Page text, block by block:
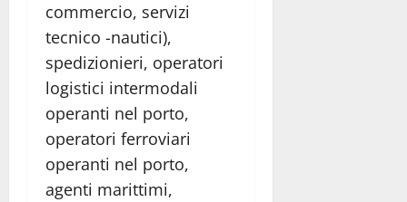
commercio, servizi
tecnico -nautici),
spedizionieri, operatori
logistici intermodali
operanti nel porto,
operatori ferroviari
operanti nel porto,
agenti marittimi,